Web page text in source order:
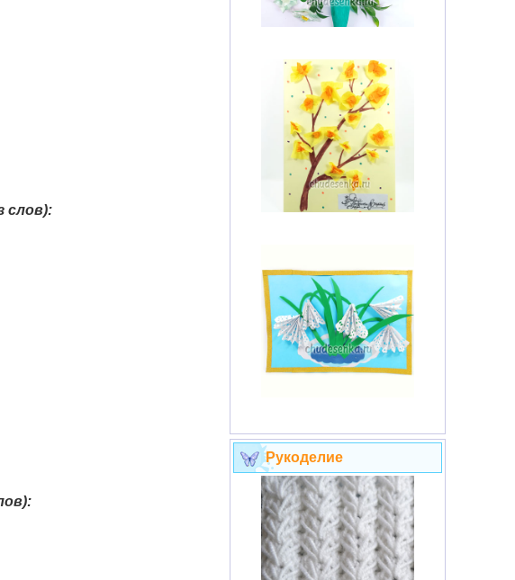
слов):
Рукоделие